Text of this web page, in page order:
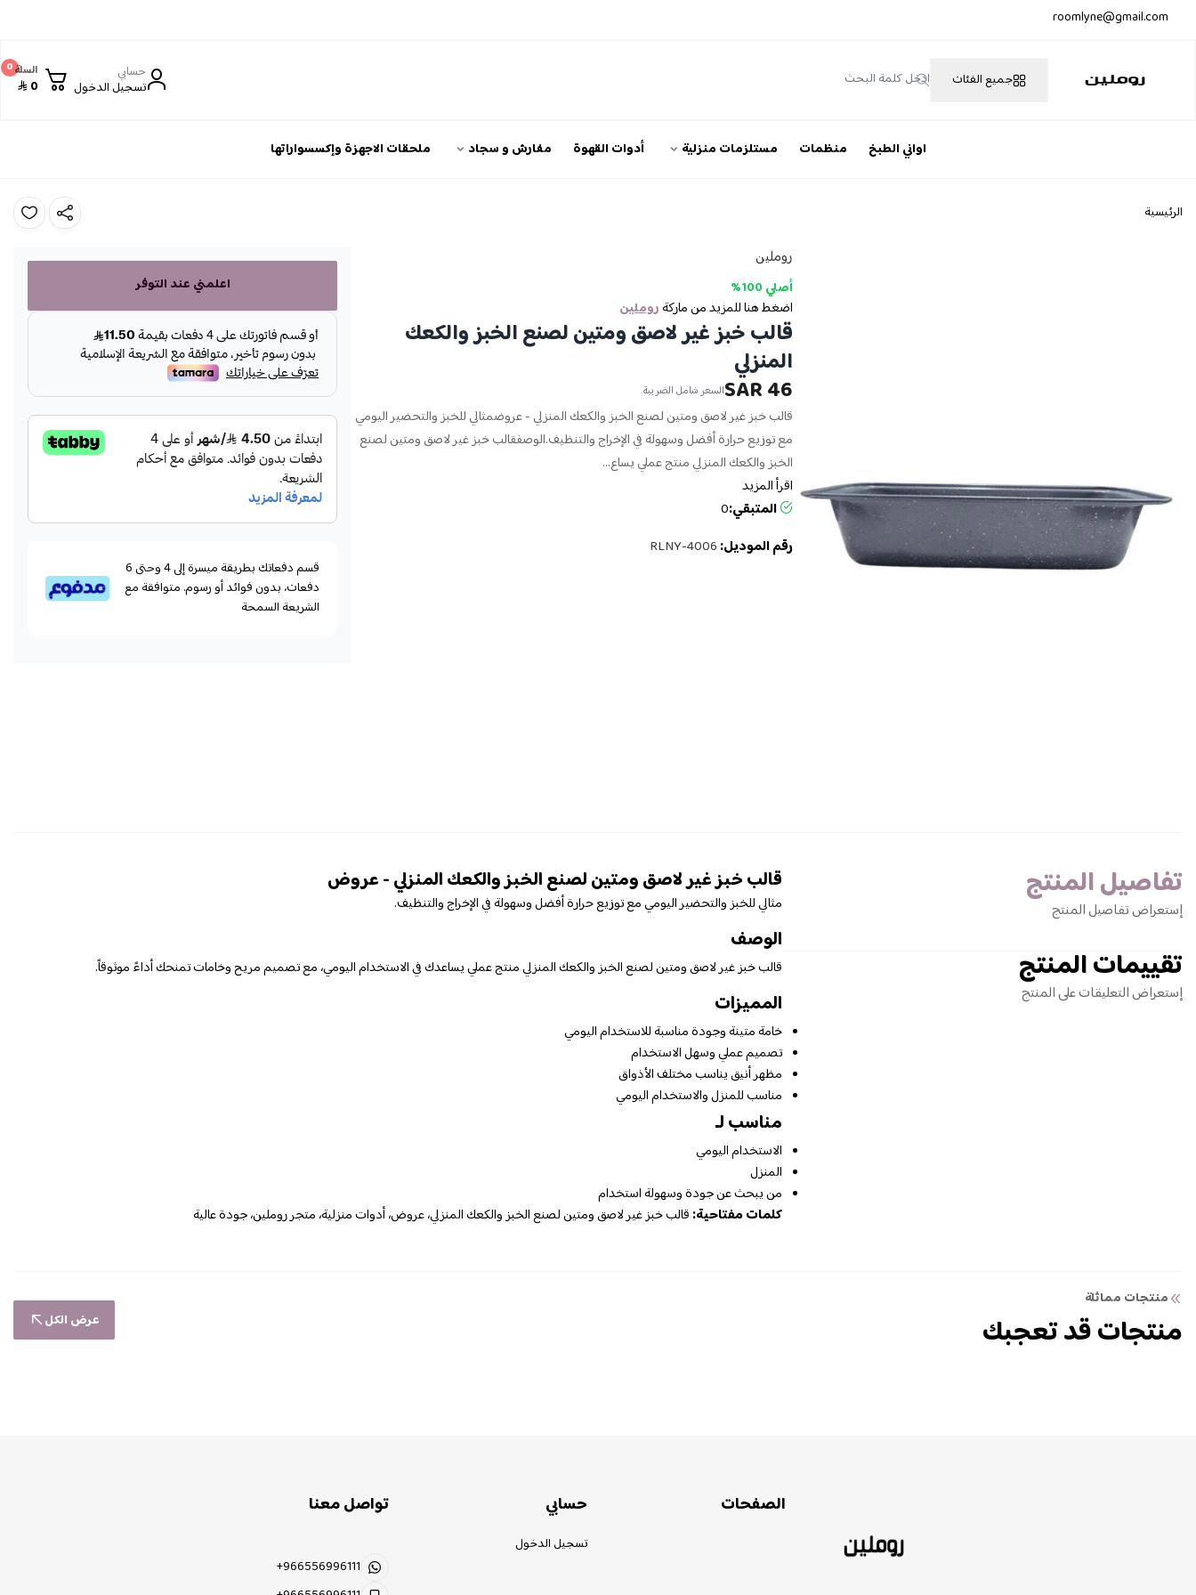
roomlyne@gmail.com
روملين جميع الفئات حسابي
تسجيل الدخول
0السلة
0
اواني الطبخ منظمات مستلزمات منزلية أدوات القهوة مفارش و سجاد ملحقات الاجهزة وإكسسواراتها
الرئيسية
روملين
أصلي 100%
اضغط هنا للمزيد من ماركةروملين
قالب خبز غير لاصق ومتين لصنع الخبز والكعك
المنزلي
46 SAR السعر شامل الضريبة
قالب خبز غير لاصق ومتين لصنع الخبز والكعك المنزلي - عروضمثالي للخبز والتحضير اليومي
مع توزيع حرارة أفضل وسهولة في الإخراج والتنظيف.الوصفقالب خبز غير لاصق ومتين لصنع
الخبز والكعك المنزلي منتج عملي يساع...
اقرأ المزيد
المتبقي:0
رقم الموديل: RLNY-4006
اعلمني عند التوفر
قسم دفعاتك بطريقة ميسرة إلى 4 وحتى 6
دفعات، بدون فوائد أو رسوم. متوافقة مع
الشريعة السمحة
تفاصيل المنتج
إستعراض تفاصيل المنتج
تقييمات المنتج
إستعراض التعليقات على المنتج
قالب خبز غير لاصق ومتين لصنع الخبز والكعك المنزلي - عروض
مثالي للخبز والتحضير اليومي مع توزيع حرارة أفضل وسهولة في الإخراج والتنظيف.
الوصف
قالب خبز غير لاصق ومتين لصنع الخبز والكعك المنزلي منتج عملي يساعدك في الاستخدام اليومي، مع تصميم مريح وخامات تمنحك أداءً موثوقاً.
المميزات
خامة متينة وجودة مناسبة للاستخدام اليومي
تصميم عملي وسهل الاستخدام
مظهر أنيق يناسب مختلف الأذواق
مناسب للمنزل والاستخدام اليومي
مناسب لـ
الاستخدام اليومي
المنزل
من يبحث عن جودة وسهولة استخدام
كلمات مفتاحية: قالب خبز غير لاصق ومتين لصنع الخبز والكعك المنزلي، عروض، أدوات منزلية، متجر روملين، جودة عالية
منتجات مماثلة
منتجات قد تعجبك عرض الكل
الصفحات حسابي
تسجيل الدخول
تواصل معنا
+966556996111